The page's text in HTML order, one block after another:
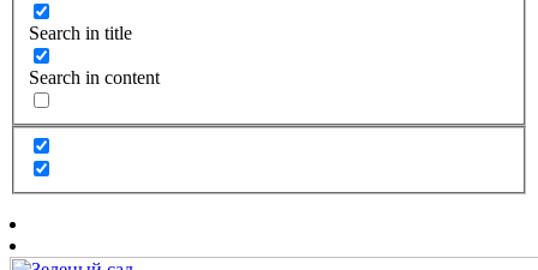
Search in title
Search in content